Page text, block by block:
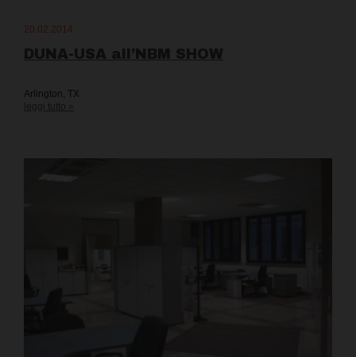
20.02.2014
DUNA-USA all’NBM SHOW
Arlington, TX
leggi tutto »